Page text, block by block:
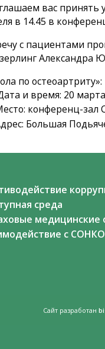
вас принять
в 14.45 в
с пациентами
Александра
по остеоартриту»:
и время: 20 марта
конференц-зал
Большая
среда
медицинские
с СОНКО
Сайт разработан